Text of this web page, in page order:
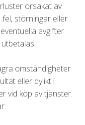
orsakat av
fel, störningar eller
avgifter
omständigheter
eller dylikt i
vid köp av tjänster.